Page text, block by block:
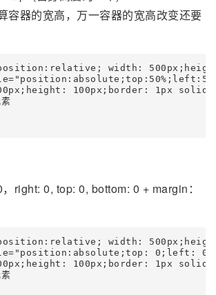
容器的宽高，万一容器的宽高改变还要
width:
100px;border: 1px solid
right: 0, top: 0, bottom: 0 + margin：
width:
0;left:
100px;border: 1px solid